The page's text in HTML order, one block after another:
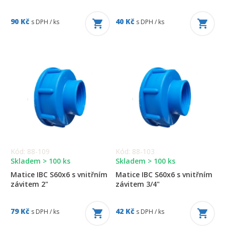
90 Kč s DPH / ks 40 Kč s DPH / ks
Kód: 88-109
Skladem > 100 ks
Matice IBC S60x6 s vnitřním
závitem 2"
79 Kč s DPH / ks
Kód: 88-103
Skladem > 100 ks
Matice IBC S60x6 s vnitřním
závitem 3/4"
42 Kč s DPH / ks